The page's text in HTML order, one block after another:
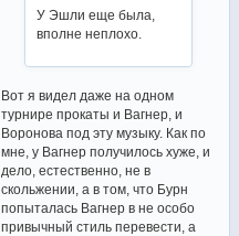
У Эшли еще была,
вполне неплохо.
Вот я видел даже на одном
турнире прокаты и Вагнер, и
Воронова под эту музыку. Как по
мне, у Вагнер получилось хуже, и
дело, естественно, не в
скольжении, а в том, что Бурн
попыталась Вагнер в не особо
привычный стиль перевести, а